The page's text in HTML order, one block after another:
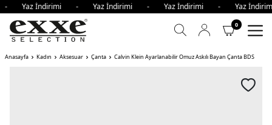
- Yaz İndirimi - Yaz İndirimi - Yaz İndirimi - Yaz
0
Anasayfa Kadın Aksesuar Çanta Calvin Klein Ayarlanabilir Omuz Askılı Bayan Çanta BDS